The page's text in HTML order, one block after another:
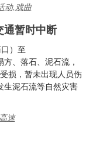
动,戏曲
通暂时中断
）至
、落石、泥石流，
损，暂未出现人员伤
生泥石流等自然灾害
速